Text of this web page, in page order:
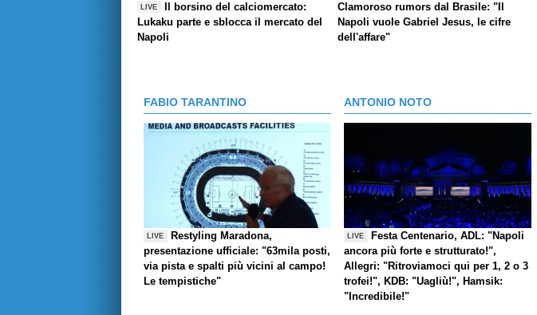
LIVE
Il borsino del calciomercato:
Lukaku parte e sblocca il mercato del
Napoli
Clamoroso rumors dal Brasile: "Il
Napoli vuole Gabriel Jesus, le cifre
dell'affare"
FABIO TARANTINO
LIVE
Restyling Maradona,
presentazione ufficiale: "63mila posti,
via pista e spalti più vicini al campo!
Le tempistiche"
ANTONIO NOTO
LIVE
Festa Centenario, ADL: "Napoli
ancora più forte e strutturato!",
Allegri: "Ritroviamoci qui per 1, 2 o 3
trofei!", KDB: "Uagliù!", Hamsik:
"Incredibile!"